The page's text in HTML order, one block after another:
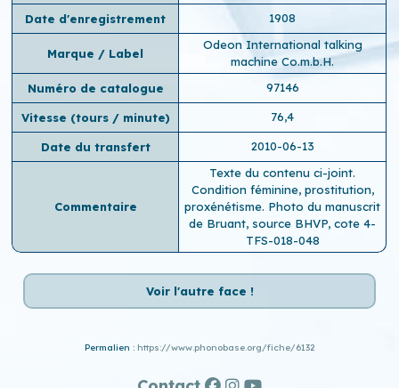
Date d'enregistrement 1908
Marque / Label
Odeon International talking
machine Co.m.b.H.
Numéro de catalogue
97146
Vitesse (tours / minute) 76,4
Date du transfert 2010-06-13
Commentaire
Texte du contenu ci-joint.
Condition féminine, prostitution,
proxénétisme. Photo du manuscrit
de Bruant, source BHVP, cote 4-
TFS-018-048
Voir l'autre face !
Permalien : https://www.phonobase.org/fiche/6132